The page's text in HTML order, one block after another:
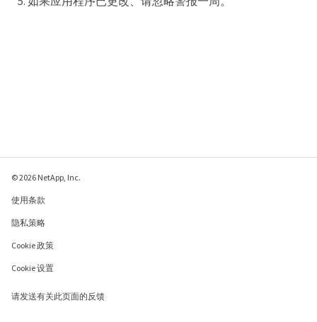
© 2026 NetApp, Inc.
使用条款
隐私策略
Cookie 政策
Cookie 设置
请发送有关此页面的反馈